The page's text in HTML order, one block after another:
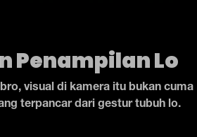
Penampilan Lo
visual di kamera itu bukan cuma
terpancar dari gestur tubuh lo.